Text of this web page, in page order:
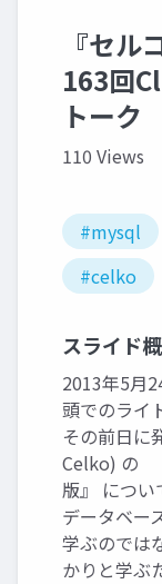
『セ
163回
トーク
110 Views
#mysql
#celko
スライド
2013年5月
頭でのライ
その前日に
Celko) の
版』 につい
データベー
学ぶのでは
かりと学ぶ